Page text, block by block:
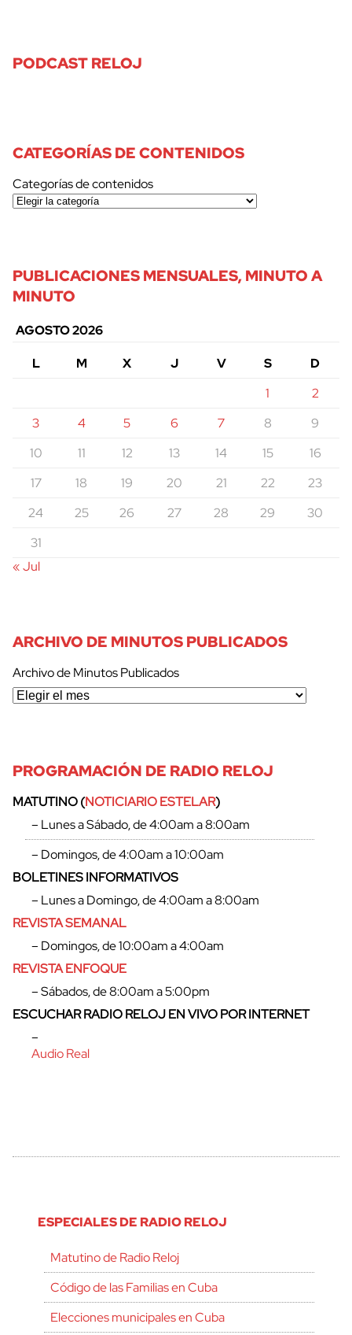
PODCAST RELOJ
CATEGORÍAS DE CONTENIDOS
Categorías de contenidos
PUBLICACIONES MENSUALES, MINUTO A
MINUTO
AGOSTO 2026
L
M X J V S
D
1
2
3
4 5 6 7 8
9
10
11 12 13 14 15
16
17
18 19 20 21 22
23
24
25 26 27 28 29
30
31
« Jul
ARCHIVO DE MINUTOS PUBLICADOS
Archivo de Minutos Publicados
PROGRAMACIÓN DE RADIO RELOJ
MATUTINO (NOTICIARIO ESTELAR)
– Lunes a Sábado, de 4:00am a 8:00am
– Domingos, de 4:00am a 10:00am
BOLETINES INFORMATIVOS
– Lunes a Domingo, de 4:00am a 8:00am
REVISTA SEMANAL
– Domingos, de 10:00am a 4:00am
REVISTA ENFOQUE
– Sábados, de 8:00am a 5:00pm
ESCUCHAR RADIO RELOJ EN VIVO POR INTERNET
–
Audio Real
ESPECIALES DE RADIO RELOJ
Matutino de Radio Reloj
Código de las Familias en Cuba
Elecciones municipales en Cuba